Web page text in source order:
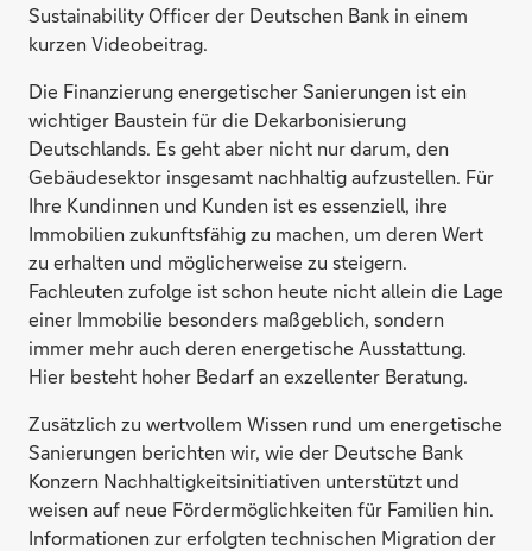
Sustainability Officer der Deutschen Bank in einem
kurzen Videobeitrag.
Die Finanzierung energetischer Sanierungen ist ein
wichtiger Baustein für die Dekarbonisierung
Deutschlands. Es geht aber nicht nur darum, den
Gebäudesektor insgesamt nachhaltig aufzustellen. Für
Ihre Kundinnen und Kunden ist es essenziell, ihre
Immobilien zukunftsfähig zu machen, um deren Wert
zu erhalten und möglicherweise zu steigern.
Fachleuten zufolge ist schon heute nicht allein die Lage
einer Immobilie besonders maßgeblich, sondern
immer mehr auch deren energetische Ausstattung.
Hier besteht hoher Bedarf an exzellenter Beratung.
Zusätzlich zu wertvollem Wissen rund um energetische
Sanierungen berichten wir, wie der Deutsche Bank
Konzern Nachhaltigkeitsinitiativen unterstützt und
weisen auf neue Fördermöglichkeiten für Familien hin.
Informationen zur erfolgten technischen Migration der